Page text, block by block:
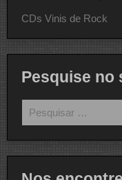
CDs Vinis de Rock
Pesquise no
por: